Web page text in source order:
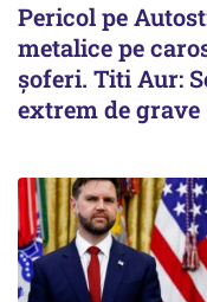
Pericol pe
metalice pe
șoferi. Titi Aur:
extrem de grave